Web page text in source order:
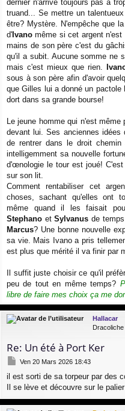
dernier n'arrive toujours pas à
truand... Se mettre un
être? Mystère. N'empêche que
d' Ivano même si cet argent
mains de son père c'est du
qu'il a subit. Aucune somme ne
mais c'est mieux que rien.
sous à son père afin d'avoir
que Gilles lui a donné un
dort dans sa grande bourse!
Le jeune homme qui n'est
devant lui. Ses anciennes idées
de rentrer dans le droit
intelligemment sa nouvelle
d'œnologie le tour est joué! C'est
sur son lit.
Comment rentabiliser cet
choses, sachant qu'elles ont
même quand il les faisait
Stephano etSylvanus de
Marcus? Une bonne nouvelle
sa vie. Mais Ivano a pris
est plus que mérité il va finir par
Il suffit juste choisir ce qu'il
peu de tout en même temps?
libre de faire mes choix ça me
Hallacar
Dracoliche
Re: Un été à Port Ker
M
s
s
g
Ven 20 Mars 2026 18:43
il est sorti de sa torpeur par des
Il se lève et découvre sur le